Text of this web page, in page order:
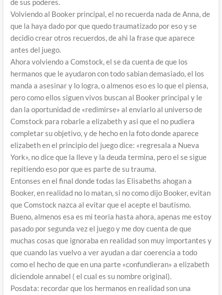
de sus poderes.
Volviendo al Booker principal, el no recuerda nada de Anna, de
que la haya dado por que quedo traumatizado por eso y se
decidio crear otros recuerdos, de ahi la frase que aparece
antes del juego.
Ahora volviendo a Comstock, el se da cuenta de que los
hermanos que le ayudaron con todo sabian demasiado, el los
manda a asesinar y lo logra, o almenos eso es lo que el piensa,
pero como ellos siguen vivos buscan al Booker principal y le
dan la oportunidad de «redimirse» al enviarlo al universo de
Comstock para robarle a elizabeth y asi que el no pudiera
completar su objetivo, y de hecho en la foto donde aparece
elizabeth en el principio del juego dice: «regresala a Nueva
York», no dice que la lleve y la deuda termina, pero el se sigue
repitiendo eso por que es parte de su trauma.
Entonses en el final donde todas las Elisabeths ahogan a
Booker, en realidad no lo matan, si no como dijo Booker, evitan
que Comstock nazca al evitar que el acepte el bautismo.
Bueno, almenos esa es mi teoria hasta ahora, apenas me estoy
pasado por segunda vez el juego y me doy cuenta de que
muchas cosas que ignoraba en realidad son muy importantes y
que cuando las vuelvo a ver ayudan a dar coerencia a todo
como el hecho de que en una parte «confundieran» a elizabeth
diciendole annabel ( el cual es su nombre original).
Posdata: recordar que los hermanos en realidad son una